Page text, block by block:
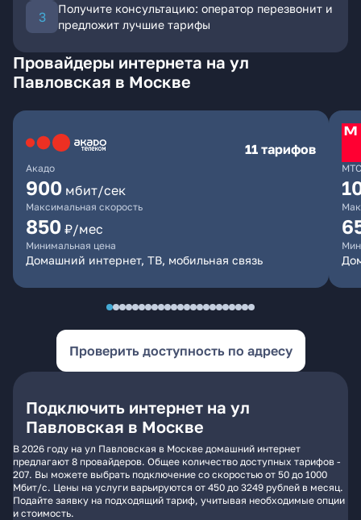
Получите консультацию: оператор перезвонит и
предложит лучшие тарифы
Провайдеры интернета на ул
Павловская в Москве
Акадо
11 тарифов
900 мбит/сек
Максимальная скорость
850 ₽/мес
Минимальная цена
Домашний интернет, ТВ, мобильная связь
МТС
Проверить доступность по адресу
Подключить интернет на ул
Павловская в Москве
В 2026 году на ул Павловская в Москве домашний интернет
предлагают 8 провайдеров. Общее количество доступных тарифов -
207. Вы можете выбрать подключение со скоростью от 50 до 1000
Мбит/с. Цены на услуги варьируются от 450 до 3249 рублей в месяц.
Подайте заявку на подходящий тариф, учитывая необходимые опции
и стоимость.